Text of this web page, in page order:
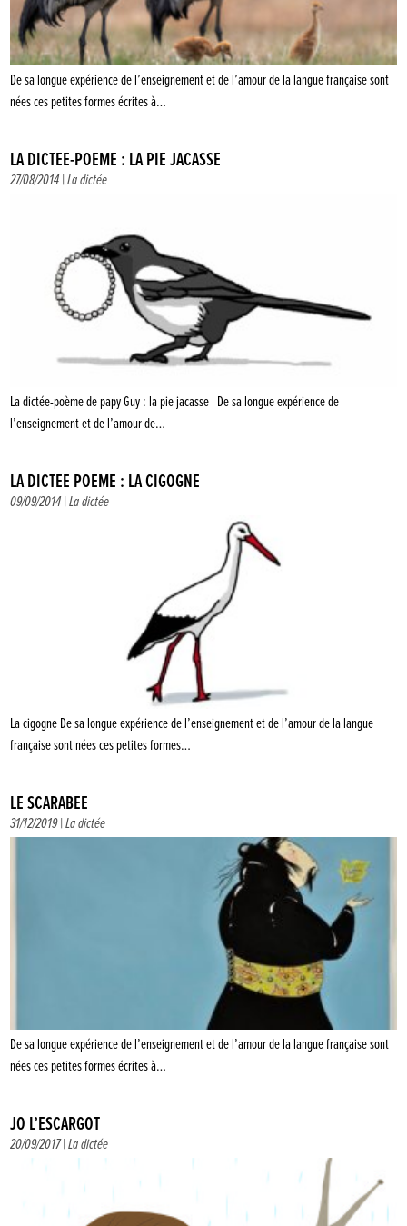
De sa longue expérience de l’enseignement et de l’amour de la langue française sont
nées ces petites formes écrites à…
LA DICTÉE-POÈME : LA PIE JACASSE
27/08/2014 |La dictée
La dictée-poème de papy Guy : la pie jacasse De sa longue expérience de
l’enseignement et de l’amour de…
LA DICTÉE POÈME : LA CIGOGNE
09/09/2014 |La dictée
La cigogne De sa longue expérience de l’enseignement et de l’amour de la langue
française sont nées ces petites formes…
LE SCARABÉE
31/12/2019 |La dictée
De sa longue expérience de l’enseignement et de l’amour de la langue française sont
nées ces petites formes écrites à…
JO L’ESCARGOT
20/09/2017 |La dictée